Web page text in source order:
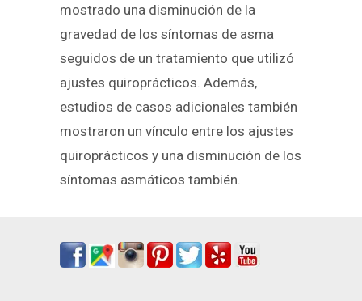
mostrado una disminución de la
gravedad de los síntomas de asma
seguidos de un tratamiento que utilizó
ajustes quiroprácticos. Además,
estudios de casos adicionales también
mostraron un vínculo entre los ajustes
quiroprácticos y una disminución de los
síntomas asmáticos también.